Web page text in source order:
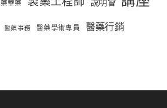
藥華藥
醫藥事務 醫藥學術專員 醫藥行銷